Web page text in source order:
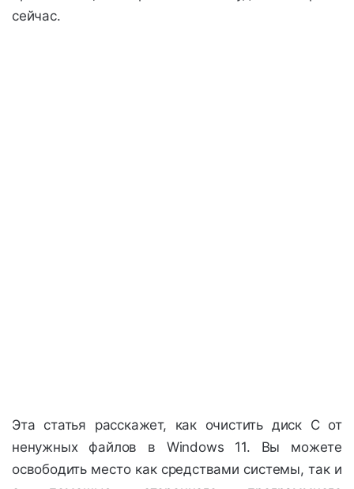
сейчас.
Эта статья расскажет, как очистить диск С от
ненужных файлов в Windows 11. Вы можете
освободить место как средствами системы, так и